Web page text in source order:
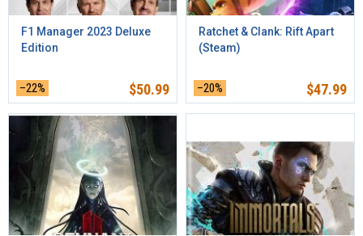
F1 Manager 2023 Deluxe
Edition
–22% $50.99
Ratchet & Clank: Rift Apart
(Steam)
–20% $47.99